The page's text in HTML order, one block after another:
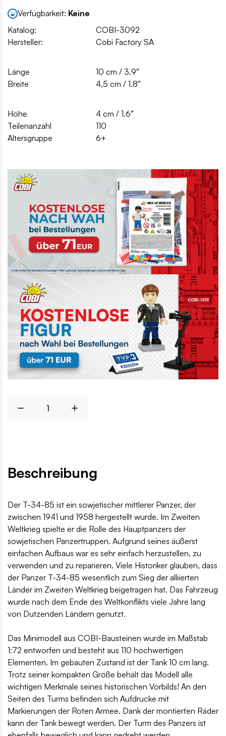
Verfügbarkeit: Keine
Katalog:
COBI-3092
Hersteller:
Cobi Factory SA
Länge
10 cm / 3.9″
Breite
4,5 cm / 1.8″
Höhe
4 cm / 1.6″
Teilenanzahl
110
Altersgruppe
6+
Beschreibung
Der T-34-85 ist ein sowjetischer mittlerer Panzer, der
zwischen 1941 und 1958 hergestellt wurde. Im Zweiten
Weltkrieg spielte er die Rolle des Hauptpanzers der
sowjetischen Panzertruppen. Aufgrund seines äußerst
einfachen Aufbaus war es sehr einfach herzustellen, zu
verwenden und zu reparieren. Viele Historiker glauben, dass
der Panzer T-34-85 wesentlich zum Sieg der alliierten
Länder im Zweiten Weltkrieg beigetragen hat. Das Fahrzeug
wurde nach dem Ende des Weltkonflikts viele Jahre lang
von Dutzenden Ländern genutzt.
Das Minimodell aus COBI-Bausteinen wurde im Maßstab
1:72 entworfen und besteht aus 110 hochwertigen
Elementen. Im gebauten Zustand ist der Tank 10 cm lang.
Trotz seiner kompakten Größe behält das Modell alle
wichtigen Merkmale seines historischen Vorbilds! An den
Seiten des Turms befinden sich Aufdrucke mit
Markierungen der Roten Armee. Dank der montierten Räder
kann der Tank bewegt werden. Der Turm des Panzers ist